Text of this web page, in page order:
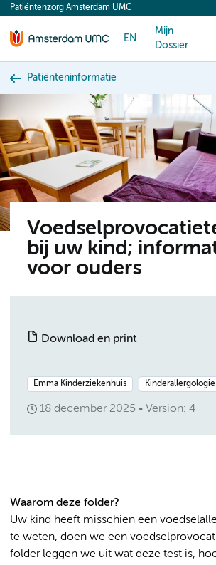
content
Patiëntenzorg Amsterdam UMC
EN
Mijn
Dossier
Patiënteninformatie
bij uw kind;
voor ouders
Download en print
Emma Kinderziekenhuis Kinderallergologie
18 december 2025 Version: 4
Waarom deze folder?
Uw kind heeft misschien een
te weten, doen we een
folder leggen we uit wat deze test is,